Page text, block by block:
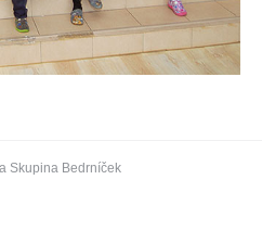
Skupina Bedrníček